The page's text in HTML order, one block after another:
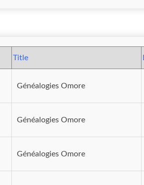
Title
Généalogies Omore
Généalogies Omore
Généalogies Omore